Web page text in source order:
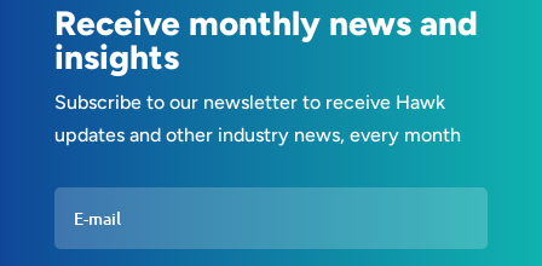
Receive monthly news and
insights
Subscribe to our newsletter to receive Hawk
updates and other industry news, every month